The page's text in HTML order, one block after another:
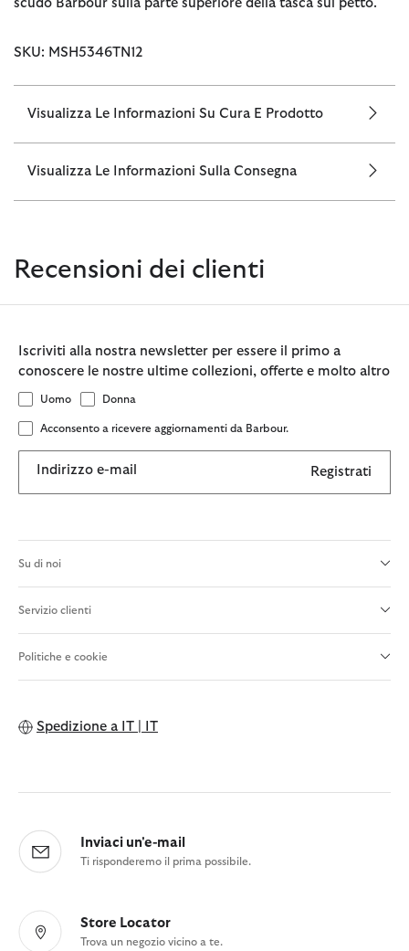
scudo Barbour sulla parte superiore della tasca sul petto.
SKU: MSH5346TN12
Visualizza Le Informazioni Su Cura E Prodotto
Visualizza Le Informazioni Sulla Consegna
Recensioni dei clienti
Iscriviti alla nostra newsletter per essere il primo a
conoscere le nostre ultime collezioni, offerte e molto altro
Uomo Donna
Acconsento a ricevere aggiornamenti da Barbour.
Indirizzo e-mail Registrati
Su di noi
Servizio clienti
Politiche e cookie
Spedizione a IT | IT
Inviaci un'e-mail
Ti risponderemo il prima possibile.
Store Locator
Trova un negozio vicino a te.